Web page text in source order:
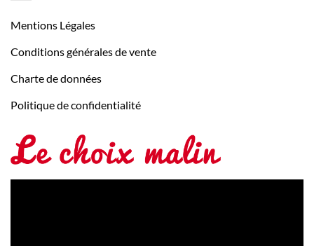
Mentions Légales
Conditions générales de vente
Charte de données
Politique de confidentialité